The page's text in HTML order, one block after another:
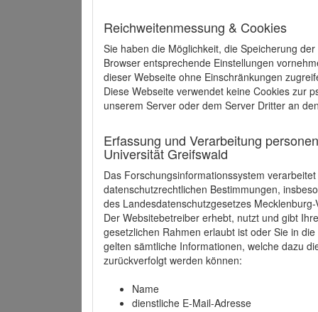
Reichweitenmessung & Cookies
Sie haben die Möglichkeit, die Speicherung
Browser entsprechende Einstellungen
dieser Webseite ohne Einschränkungen
Diese Webseite verwendet keine Cookies zur
unserem Server oder dem Server Dritter an
Erfassung und Verarbeitung
Universität Greifswald
Das Forschungsinformationssystem
datenschutzrechtlichen Bestimmungen,
des Landesdatenschutzgesetzes
Der Websitebetreiber erhebt, nutzt und gibt
gesetzlichen Rahmen erlaubt ist oder Sie in
gelten sämtliche Informationen, welche dazu
zurückverfolgt werden können:
Name
dienstliche E-Mail-Adresse